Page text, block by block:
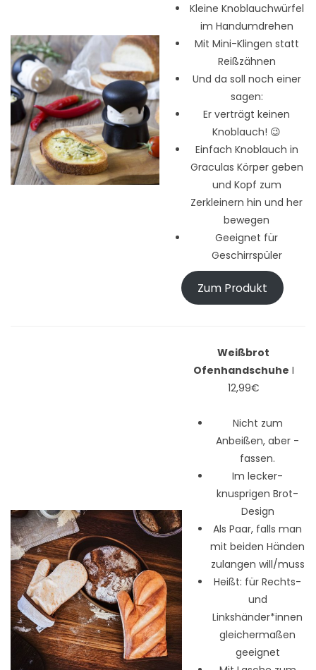
Kleine Knoblauchwürfel
im Handumdrehen
Mit Mini-Klingen statt
Reißzähnen
Und da soll noch einer
sagen:
Er verträgt keinen
Knoblauch! 😉
Einfach Knoblauch in
Graculas Körper geben
und Kopf zum
Zerkleinern hin und her
bewegen
Geeignet für
Geschirrspüler
Zum Produkt
Weißbrot
Ofenhandschuhe I
12,99€
Nicht zum
Anbeißen, aber -
fassen.
Im lecker-
knusprigen Brot-
Design
Als Paar, falls man
mit beiden Händen
zulangen will/muss
Heißt: für Rechts-
und
Linkshänder*innen
gleichermaßen
geeignet